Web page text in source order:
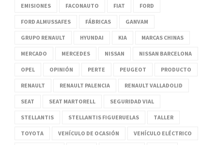
EMISIONES FACONAUTO FIAT FORD
FORD ALMUSSAFES FÁBRICAS GANVAM
GRUPO RENAULT HYUNDAI KIA MARCAS CHINAS
MERCADO MERCEDES NISSAN NISSAN BARCELONA
OPEL OPINIÓN PERTE PEUGEOT PRODUCTO
RENAULT RENAULT PALENCIA RENAULT VALLADOLID
SEAT SEAT MARTORELL SEGURIDAD VIAL
STELLANTIS STELLANTIS FIGUERUELAS TALLER
TOYOTA VEHÍCULO DE OCASIÓN VEHÍCULO ELÉCTRICO